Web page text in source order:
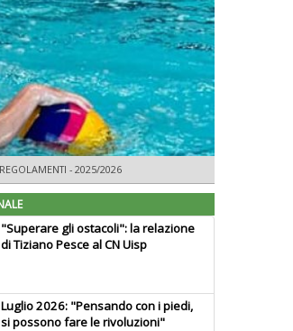
- 2025/2026
"Superare gli ostacoli": la relazione
di Tiziano Pesce al CN Uisp
Luglio 2026: "Pensando con i piedi,
si possono fare le rivoluzioni"